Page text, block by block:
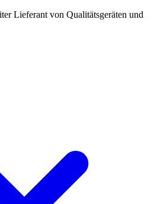
Lieferant von Qualitätsgeräten und